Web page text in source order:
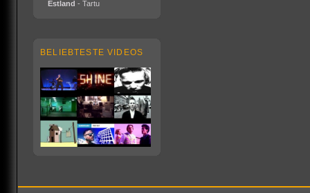
Estland - Tartu
BELIEBTESTE VIDEOS